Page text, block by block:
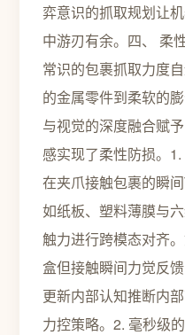
弈意识的抓取规划让
中游刃有余。四、 柔
常识的包裹抓取力度
的金属零件到柔软的
与视觉的深度融合赋
感实现了柔性防损。
在夹爪接触包裹的瞬
如纸板、塑料薄膜与
触力进行跨模态对齐
盒但接触瞬间力觉反
更新内部认知推断内
力控策略。2. 毫秒级